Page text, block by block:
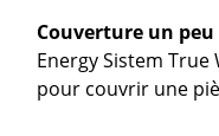
Couverture un
Energy Sistem
pour couvrir une